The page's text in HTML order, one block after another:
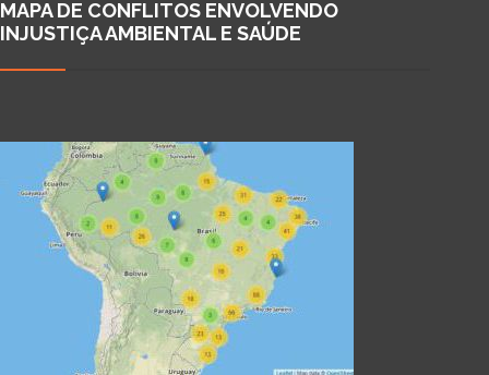
MAPA DE CONFLITOS ENVOLVENDO
INJUSTIÇA AMBIENTAL E SAÚDE